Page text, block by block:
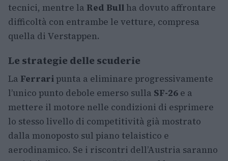
tecnici, mentre la Red Bull ha dovuto affrontare
difficoltà con entrambe le vetture, compresa
quella di Verstappen.
Le strategie delle scuderie
La Ferraripunta a eliminare progressivamente
l’unico punto debole emerso sulla SF-26 e a
mettere il motore nelle condizioni di esprimere
lo stesso livello di competitività già mostrato
dalla monoposto sul piano telaistico e
aerodinamico. Se i riscontri dell’Austria saranno